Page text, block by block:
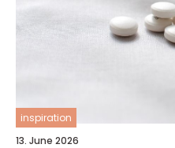
inspiration
13. June 2026